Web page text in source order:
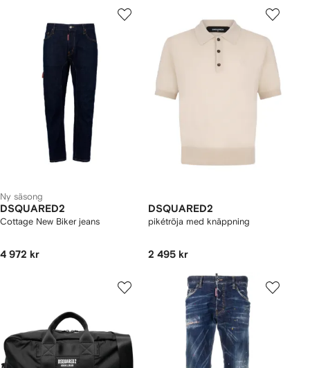
Ny säsong
DSQUARED2
Cottage New Biker jeans
4 972 kr
DSQUARED2
pikétröja med knäppning
2 495 kr